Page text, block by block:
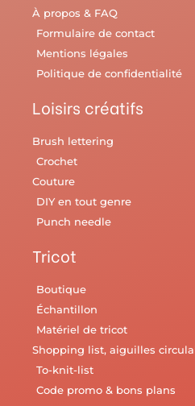
À propos & FAQ
Formulaire de contact
Mentions légales
Politique de confidentialité
Loisirs créatifs
Brush lettering
Crochet
Couture
DIY en tout genre
Punch needle
Tricot
Boutique
Échantillon
Matériel de tricot
Shopping list, aiguilles
To-knit-list
Code promo & bons plans